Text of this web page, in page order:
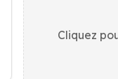
Cliquez